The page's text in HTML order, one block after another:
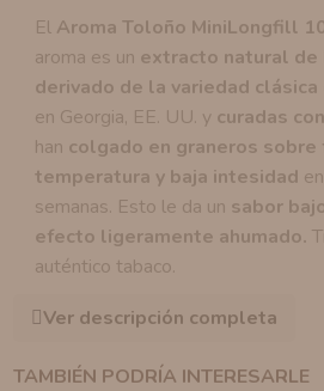
El Aroma Toloño MiniLongfill
aroma es un extracto natural de
derivado de la variedad clásica
en Georgia, EE. UU. y curadas
han colgado en graneros sobre
temperatura y baja intesidad
semanas. Esto le da un sabor
efecto ligeramente ahumado.
auténtico tabaco.
Ver descripción completa
TAMBIÉN PODRÍA INTERESARLE